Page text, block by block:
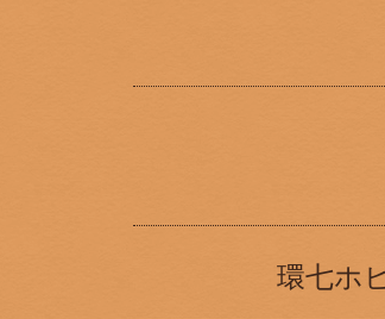
環七ホ